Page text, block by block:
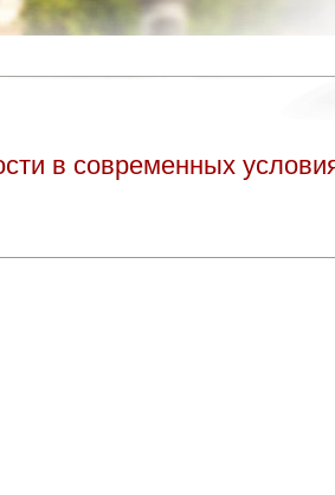
в современных